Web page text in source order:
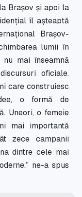
Brașov și apoi la
îl așteaptă
Brașov-
lumii în
mai înseamnă
oficiale.
care construiesc
o formă de
Uneori, o femeie
mai importantă
zece campanii
dintre cele mai
ne-a spus